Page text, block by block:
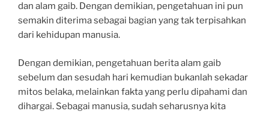
dan alam gaib. Dengan demikian, pengetahuan ini pun
semakin diterima sebagai bagian yang tak terpisahkan
dari kehidupan manusia.
Dengan demikian, pengetahuan berita alam gaib
sebelum dan sesudah hari kemudian bukanlah sekadar
mitos belaka, melainkan fakta yang perlu dipahami dan
dihargai. Sebagai manusia, sudah seharusnya kita